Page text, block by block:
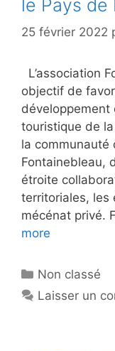
le Pays de
25 février 2022
L’association
objectif de
développement
touristique de
la communauté
Fontainebleau,
étroite
territoriales, les
mécénat privé.
more
Catégories
Non classé
Laisser un